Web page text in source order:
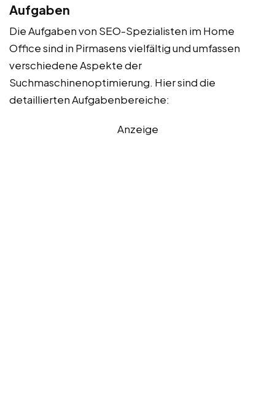
Aufgaben
Die Aufgaben von SEO-Spezialisten im Home
Office sind in Pirmasens vielfältig und umfassen
verschiedene Aspekte der
Suchmaschinenoptimierung. Hier sind die
detaillierten Aufgabenbereiche:
Anzeige